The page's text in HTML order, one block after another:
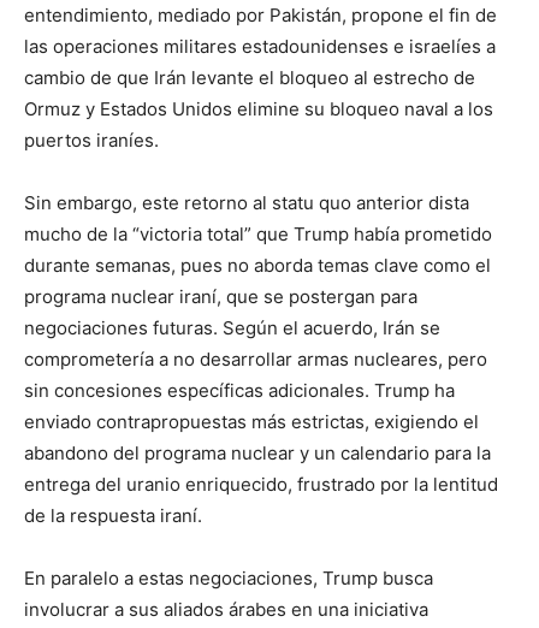
entendimiento, mediado por Pakistán, propone el fin de
las operaciones militares estadounidenses e israelíes a
cambio de que Irán levante el bloqueo al estrecho de
Ormuz y Estados Unidos elimine su bloqueo naval a los
puertos iraníes.
Sin embargo, este retorno al statu quo anterior dista
mucho de la “victoria total” que Trump había prometido
durante semanas, pues no aborda temas clave como el
programa nuclear iraní, que se postergan para
negociaciones futuras. Según el acuerdo, Irán se
comprometería a no desarrollar armas nucleares, pero
sin concesiones específicas adicionales. Trump ha
enviado contrapropuestas más estrictas, exigiendo el
abandono del programa nuclear y un calendario para la
entrega del uranio enriquecido, frustrado por la lentitud
de la respuesta iraní.
En paralelo a estas negociaciones, Trump busca
involucrar a sus aliados árabes en una iniciativa